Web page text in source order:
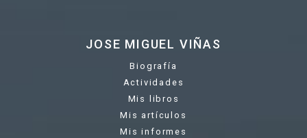
JOSE MIGUEL VIÑAS
Biografía
Actividades
Mis libros
Mis artículos
Mis informes